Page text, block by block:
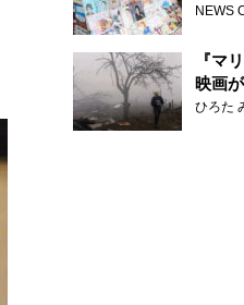
店・
NEWS
『マ
映画
と語
ひろた